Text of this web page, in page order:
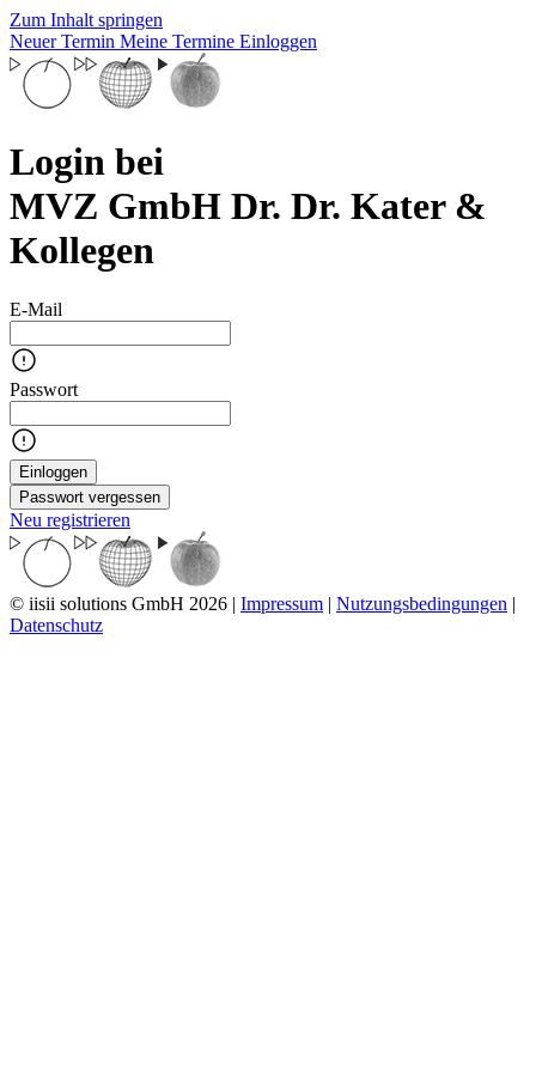
Zum Inhalt springen
Neuer Termin Meine Termine Einloggen
Login bei
MVZ GmbH Dr. Dr. Kater &
Kollegen
E-Mail
Passwort
Einloggen
Passwort vergessen
Neu registrieren
© iisii solutions GmbH 2026 | Impressum | Nutzungsbedingungen |
Datenschutz